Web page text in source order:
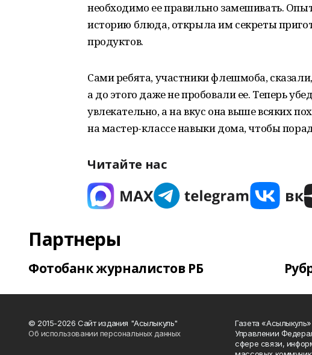
необходимо ее правильно замешивать.
историю блюда, открыла им секреты
продуктов.
Сами ребята, участники флешмоба,
а до этого даже не пробовали ее. Теперь
увлекательно, а на вкус она выше всяких
на мастер-классе навыки дома, чтобы
Читайте нас
Партнеры
Фотобанк журналистов РБ
© 2015-2026 Сайт издания "Асылыкуль"
Об использовании персональных данных
Газета
Управлении
сфере связи,